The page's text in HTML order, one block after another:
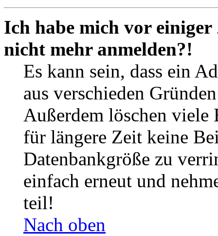
Ich habe mich vor
nicht mehr anmelden?!
Es kann sein, dass ein
aus verschieden
Außerdem löschen viele
für längere Zeit keine
Datenbankgröße zu
einfach erneut und
teil!
Nach oben